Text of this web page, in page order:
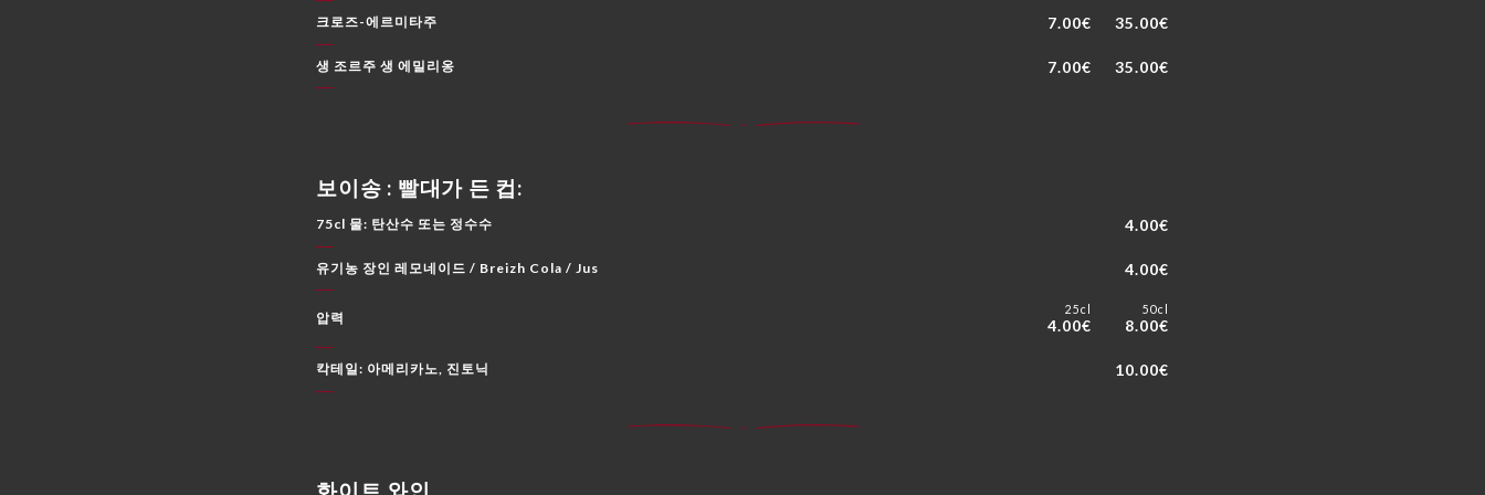
크로즈-에르미타주 7.00€ 35.00€
생 조르주 생 에밀리옹 7.00€ 35.00€
보이송 : 빨대가 든 컵:
75cl 물: 탄산수 또는 정수수 4.00€
유기농 장인 레모네이드 / Breizh Cola / Jus 4.00€
압력 25cl
4.00€
50cl
8.00€
칵테일: 아메리카노, 진토닉 10.00€